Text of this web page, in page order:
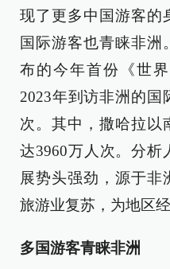
现了更多中国游客的
国际游客也青睐非洲
布的今年首份《世
2023年到访非洲的国
次。其中，撒哈拉以
达3960万人次。分
展势头强劲，源于非
旅游业复苏，为地区
多国游客青睐非洲